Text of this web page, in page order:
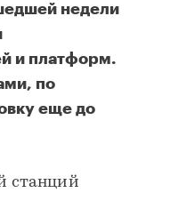
недели
и платформ.
по
еще до
станций